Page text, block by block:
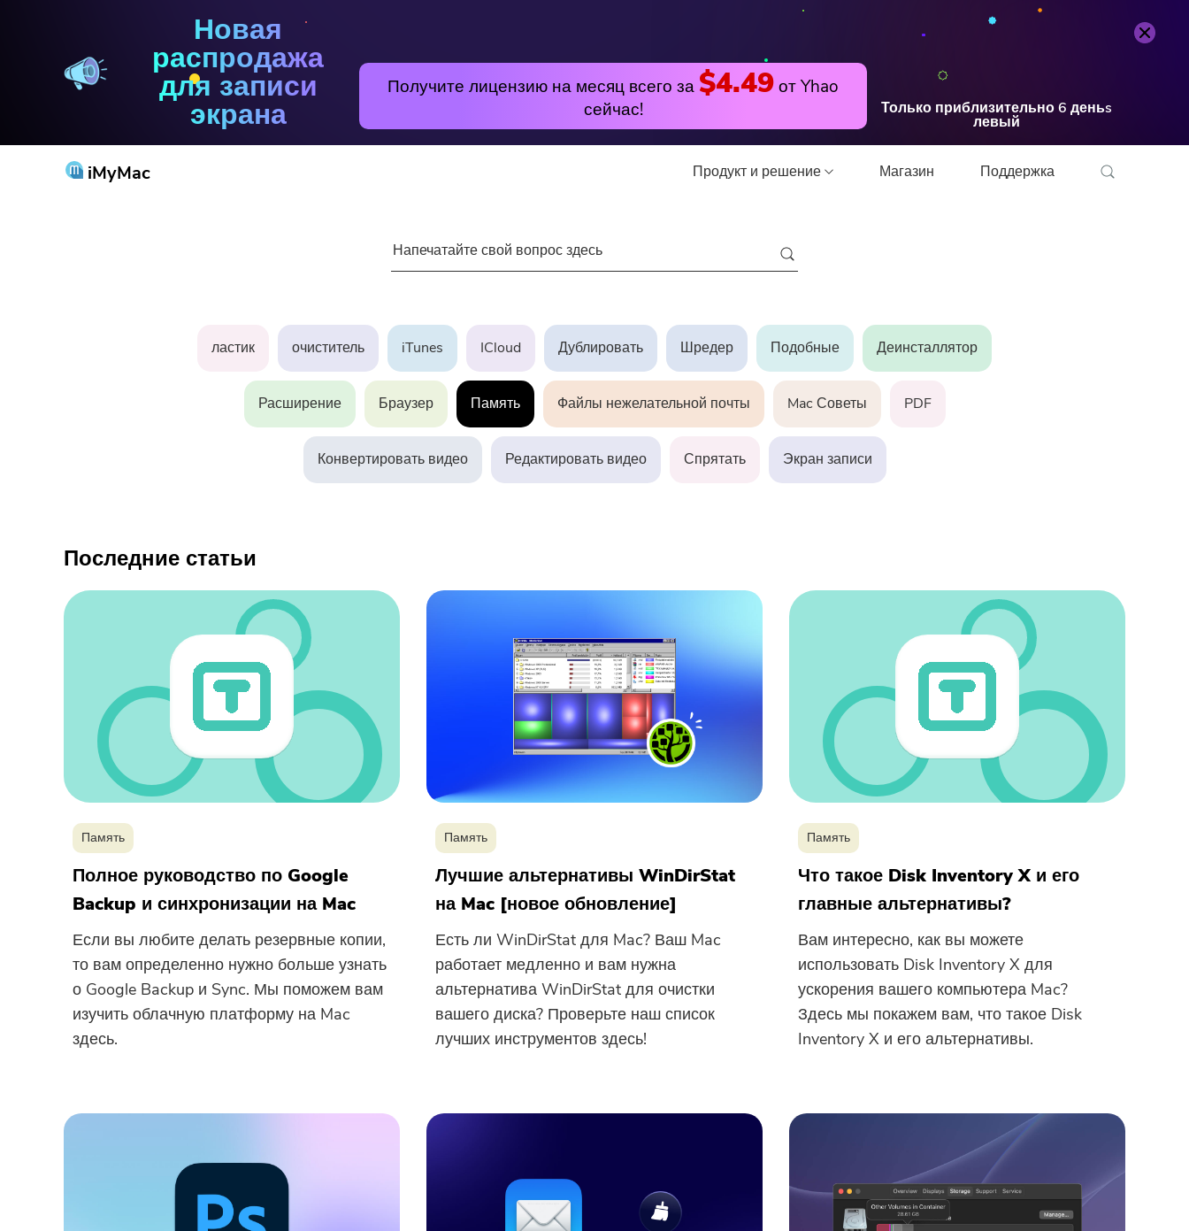
Новая
распродажа
для записи
экрана
Получите лицензию на месяц всего за $4.49от Yhao
сейчас!
Только приблизительно6 деньs
левый
iMyMac Продукт и решение
Популярные
PowerMyMac
PowerUninstall
Video Converter
Screen Recorder
PDF Компрессор
Бесплатный видео конвертер
Free Video Editor
Бесплатный фотокомпрессор
Бесплатный PDF Compressor
Магазин Поддержка
ластик очиститель iTunes ICloud Дублировать Шредер Подобные Деинсталлятор
Расширение Браузер Память Файлы нежелательной почты Mac Советы PDF
Конвертировать видео Редактировать видео Спрятать Экран записи
Последние статьи
Память
Полное руководство по Google
Backup и синхронизации на Mac
Если вы любите делать резервные копии,
то вам определенно нужно больше узнать
о Google Backup и Sync. Мы поможем вам
изучить облачную платформу на Mac
здесь.
Память
Лучшие альтернативы WinDirStat
на Mac [новое обновление]
Есть ли WinDirStat для Mac? Ваш Mac
работает медленно и вам нужна
альтернатива WinDirStat для очистки
вашего диска? Проверьте наш список
лучших инструментов здесь!
Память
Что такое Disk Inventory X и его
главные альтернативы?
Вам интересно, как вы можете
использовать Disk Inventory X для
ускорения вашего компьютера Mac?
Здесь мы покажем вам, что такое Disk
Inventory X и его альтернативы.